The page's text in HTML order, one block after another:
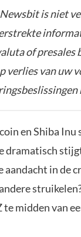
is niet
of presales
verlies van uw
en Shiba Inu
dramatisch
aandacht in de
midden van